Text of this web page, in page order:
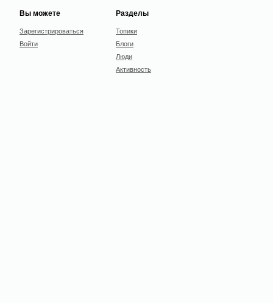
Вы можете
Зарегистрироваться
Войти
Разделы
Топики
Блоги
Люди
Активность